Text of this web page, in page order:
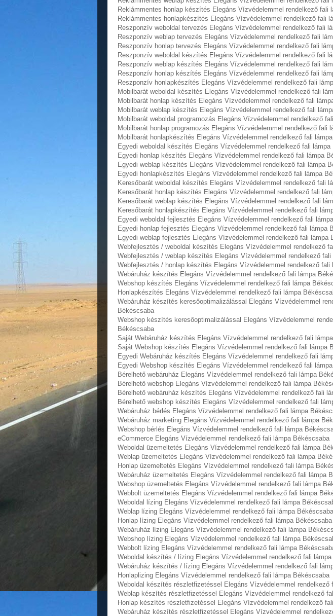
Reklámmentes honlap készítés Elegáns Vízvédelemmel rendelkező fali
Reklámmentes honlapkészítés Elegáns Vízvédelemmel rendelkező fali
Reszponzív weboldal tervezés Elegáns Vízvédelemmel rendelkező fali
Reszponzív weblap tervezés Elegáns Vízvédelemmel rendelkező fali
Reszponzív honlap tervezés Elegáns Vízvédelemmel rendelkező fali
Reszponzív weboldal készítés Elegáns Vízvédelemmel rendelkező fali
Reszponzív weblap készítés Elegáns Vízvédelemmel rendelkező fali
Reszponzív honlap készítés Elegáns Vízvédelemmel rendelkező fali
Reszponzív honlapkészítés Elegáns Vízvédelemmel rendelkező fali
Mobilbarát weboldal készítés Elegáns Vízvédelemmel rendelkező fali
Mobilbarát honlap készítés Elegáns Vízvédelemmel rendelkező fali
Mobilbarát weblap készítés Elegáns Vízvédelemmel rendelkező fali
Mobilbarát weboldal programozás Elegáns Vízvédelemmel rendelkező
Mobilbarát honlap programozás Elegáns Vízvédelemmel rendelkező fali
Mobilbarát honlapkészítés Elegáns Vízvédelemmel rendelkező fali
Egyedi weboldal készítés Elegáns Vízvédelemmel rendelkező fali lámpa
Egyedi honlap készítés Elegáns Vízvédelemmel rendelkező fali lámpa
Egyedi weblap készítés Elegáns Vízvédelemmel rendelkező fali lámpa
Egyedi honlapkészítés Elegáns Vízvédelemmel rendelkező fali lámpa
Keresőbarát weboldal készítés Elegáns Vízvédelemmel rendelkező fali
Keresőbarát honlap készítés Elegáns Vízvédelemmel rendelkező fali
Keresőbarát weblap készítés Elegáns Vízvédelemmel rendelkező fali
Keresőbarát honlapkészítés Elegáns Vízvédelemmel rendelkező fali
Egyedi weboldal fejlesztés Elegáns Vízvédelemmel rendelkező fali
Egyedi honlap fejlesztés Elegáns Vízvédelemmel rendelkező fali lámpa
Egyedi weblap fejlesztés Elegáns Vízvédelemmel rendelkező fali lámpa
Webfejlesztés / weboldal készítés Elegáns Vízvédelemmel rendelkező
Webfejlesztés / weblap készítés Elegáns Vízvédelemmel rendelkező
Webfejlesztés / honlap készítés Elegáns Vízvédelemmel rendelkező fali
Webáruház készítés Elegáns Vízvédelemmel rendelkező fali lámpa
Webshop készítés Elegáns Vízvédelemmel rendelkező fali lámpa
Honlapkészítés Elegáns Vízvédelemmel rendelkező fali lámpa
Webáruház készítés keresőoptimalizálással Elegáns Vízvédelemmel
Békéscsaba
Webshop készítés keresőoptimalizálással Elegáns Vízvédelemmel
Békéscsaba
Saját Webáruház készítés Elegáns Vízvédelemmel rendelkező fali
Saját Webshop készítés Elegáns Vízvédelemmel rendelkező fali lámpa
Egyedi Webáruház készítés Elegáns Vízvédelemmel rendelkező fali
Egyedi Webshop készítés Elegáns Vízvédelemmel rendelkező fali
Bérelhető webáruház Elegáns Vízvédelemmel rendelkező fali lámpa
Bérelhető webshop Elegáns Vízvédelemmel rendelkező fali lámpa
Bérelhető webáruház készítés Elegáns Vízvédelemmel rendelkező fali
Bérelhető webshop készítés Elegáns Vízvédelemmel rendelkező fali
Webáruház bérlés Elegáns Vízvédelemmel rendelkező fali lámpa
Webáruház marketing Elegáns Vízvédelemmel rendelkező fali lámpa
Webshop bérlés Elegáns Vízvédelemmel rendelkező fali lámpa
eCommerce Elegáns Vízvédelemmel rendelkező fali lámpa Békéscsaba
Weboldal üzemeltetés Elegáns Vízvédelemmel rendelkező fali lámpa
Weblap üzemeltetés Elegáns Vízvédelemmel rendelkező fali lámpa
Honlap üzemeltetés Elegáns Vízvédelemmel rendelkező fali lámpa
Webáruház üzemeltetés Elegáns Vízvédelemmel rendelkező fali lámpa
Webshop üzemeltetés Elegáns Vízvédelemmel rendelkező fali lámpa
Webbolt üzemeltetés Elegáns Vízvédelemmel rendelkező fali lámpa
Weboldal lízing Elegáns Vízvédelemmel rendelkező fali lámpa
Weblap lízing Elegáns Vízvédelemmel rendelkező fali lámpa Békéscsaba
Honlap lízing Elegáns Vízvédelemmel rendelkező fali lámpa Békéscsaba
Webáruház lízing Elegáns Vízvédelemmel rendelkező fali lámpa
Webshop lízing Elegáns Vízvédelemmel rendelkező fali lámpa
Webbolt lízing Elegáns Vízvédelemmel rendelkező fali lámpa
Weboldal készítés / lízing Elegáns Vízvédelemmel rendelkező fali
Webáruház készítés / lízing Elegáns Vízvédelemmel rendelkező fali
Honlaplizing Elegáns Vízvédelemmel rendelkező fali lámpa Békéscsaba
Weboldal készítés részletfizetéssel Elegáns Vízvédelemmel rendelkező
Weblap készítés részletfizetéssel Elegáns Vízvédelemmel rendelkező
Honlap készítés részletfizetéssel Elegáns Vízvédelemmel rendelkező
Webáruház készítés részletfizetéssel Elegáns Vízvédelemmel